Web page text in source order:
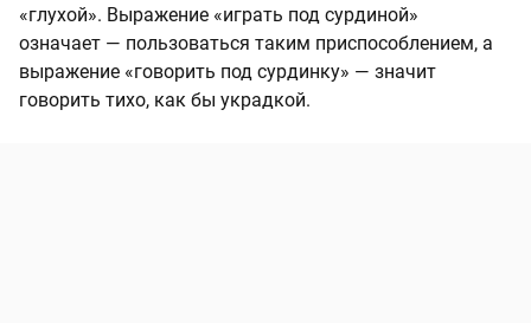
«глухой». Выражение «играть под сурдиной»
означает — пользоваться таким приспособлением, а
выражение «говорить под сурдинку» — значит
говорить тихо, как бы украдкой.